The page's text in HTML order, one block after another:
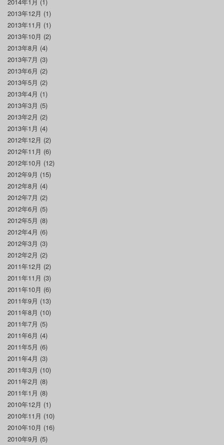
2013年12月 (1)
2013年11月 (1)
2013年10月 (2)
2013年8月 (4)
2013年7月 (3)
2013年6月 (2)
2013年5月 (2)
2013年4月 (1)
2013年3月 (5)
2013年2月 (2)
2013年1月 (4)
2012年12月 (2)
2012年11月 (6)
2012年10月 (12)
2012年9月 (15)
2012年8月 (4)
2012年7月 (2)
2012年6月 (5)
2012年5月 (8)
2012年4月 (6)
2012年3月 (3)
2012年2月 (2)
2011年12月 (2)
2011年11月 (3)
2011年10月 (6)
2011年9月 (13)
2011年8月 (10)
2011年7月 (5)
2011年6月 (4)
2011年5月 (6)
2011年4月 (3)
2011年3月 (10)
2011年2月 (8)
2011年1月 (8)
2010年12月 (1)
2010年11月 (10)
2010年10月 (16)
2010年9月 (5)